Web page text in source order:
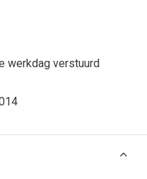
werkdag verstuurd